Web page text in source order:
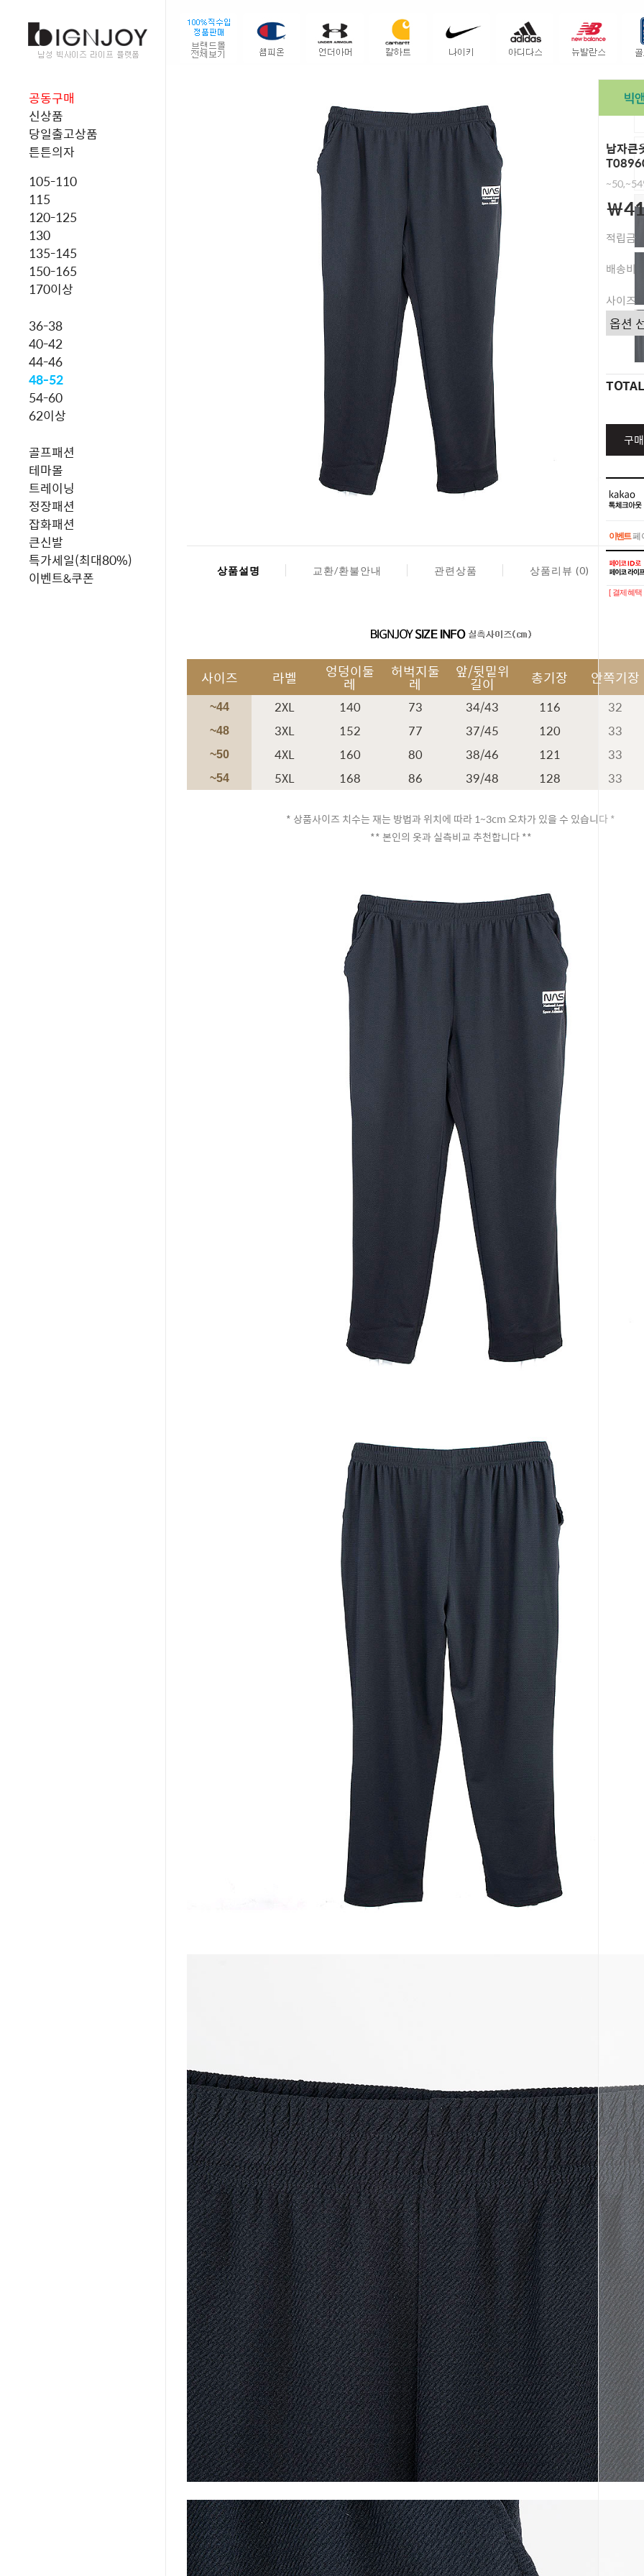
공동구매
신상품
당일출고상품
튼튼의자
105-110
115
120-125
130
135-145
150-165
170이상
36-38
40-42
44-46
48-52
54-60
62이상
골프패션
테마몰
트레이닝
정장패션
잡화패션
큰신발
특가세일(최대80%)
이벤트&쿠폰
남자큰
￦
적립금
배송비
사이즈
TOTAL
구
이벤트페
이벤트페
[ 결제혜
상품설명 교환/환불안내 관련상품 상품리뷰 (0)
사이즈 라벨 엉덩이둘
레
허벅지둘
레
앞/뒷밑위
길이 총기장 안쪽기장
~44 2XL 140 73 34/43 116 32
~48 3XL 152 77 37/45 120 33
~50 4XL 160 80 38/46 121 33
~54 5XL 168 86 39/48 128 33
* 상품사이즈 치수는 재는 방법과 위치에 따라 1~3cm 오차가 있을 수 있습니다 *
** 본인의 옷과 실측비교 추천합니다 **